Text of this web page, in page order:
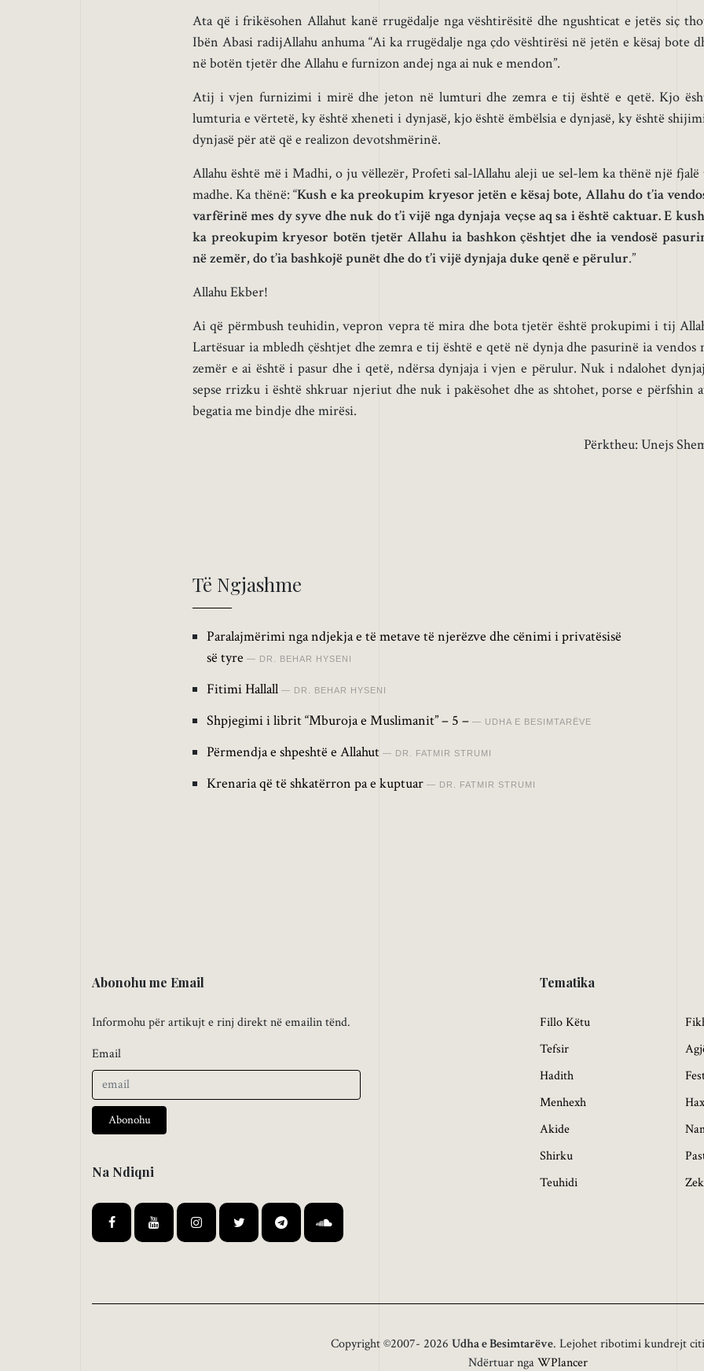
Ata që i frikësohen Allahut kanë rrugëdalje nga vështirësitë dhe ngushticat e jetës siç
Ibën Abasi radijAllahu anhuma “Ai ka rrugëdalje nga çdo vështirësi në jetën e kësaj bote
në botën tjetër dhe Allahu e furnizon andej nga ai nuk e mendon”.
Atij i vjen furnizimi i mirë dhe jeton në lumturi dhe zemra e tij është e qetë. Kjo
lumturia e vërtetë, ky është xheneti i dynjasë, kjo është ëmbëlsia e dynjasë, ky është
dynjasë për atë që e realizon devotshmërinë.
Allahu është më i Madhi, o ju vëllezër, Profeti sal-lAllahu aleji ue sel-lem ka thënë një fjalë
madhe. Ka thënë: “Kush e ka preokupim kryesor jetën e kësaj bote, Allahu do t’ia
varfërinë mes dy syve dhe nuk do t’i vijë nga dynjaja veçse aq sa i është caktuar. E
ka preokupim kryesor botën tjetër Allahu ia bashkon çështjet dhe ia vendosë
në zemër, do t’ia bashkojë punët dhe do t’i vijë dynjaja duke qenë e përulur.”
Allahu Ekber!
Ai që përmbush teuhidin, vepron vepra të mira dhe bota tjetër është prokupimi i tij
Lartësuar ia mbledh çështjet dhe zemra e tij është e qetë në dynja dhe pasurinë ia vendos
zemër e ai është i pasur dhe i qetë, ndërsa dynjaja i vjen e përulur. Nuk i ndalohet
sepse rrizku i është shkruar njeriut dhe nuk i pakësohet dhe as shtohet, porse e përfshin
begatia me bindje dhe mirësi.
Përktheu: Unejs
Të Ngjashme
Paralajmërimi nga ndjekja e të metave të njerëzve dhe cënimi i privatësisë
së tyre
DR. BEHAR HYSENI
Fitimi Hallall DR. BEHAR HYSENI
Shpjegimi i librit “Mburoja e Muslimanit” – 5 – UDHA E BESIMTARËVE
Përmendja e shpeshtë e Allahut DR. FATMIR STRUMI
Krenaria që të shkatërron pa e kuptuar DR. FATMIR STRUMI
Abonohu me Email
Informohu për artikujt e rinj direkt në emailin tënd.
Email
Abonohu
Na Ndiqni
Tematika
Fillo Këtu
Tefsir
Hadith
Menhexh
Akide
Shirku
Teuhidi
Copyright ©2007- 2026 Udha e Besimtarëve. Lejohet ribotimi kundrejt
Ndërtuar ngaWPlancer